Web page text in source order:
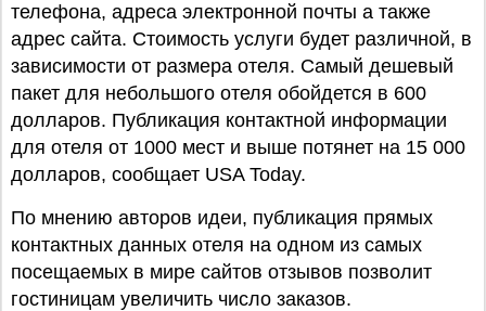
телефона, адреса электронной почты а также
адрес сайта. Стоимость услуги будет различной, в
зависимости от размера отеля. Самый дешевый
пакет для небольшого отеля обойдется в 600
долларов. Публикация контактной информации
для отеля от 1000 мест и выше потянет на 15 000
долларов, сообщает USA Today.
По мнению авторов идеи, публикация прямых
контактных данных отеля на одном из самых
посещаемых в мире сайтов отзывов позволит
гостиницам увеличить число заказов.